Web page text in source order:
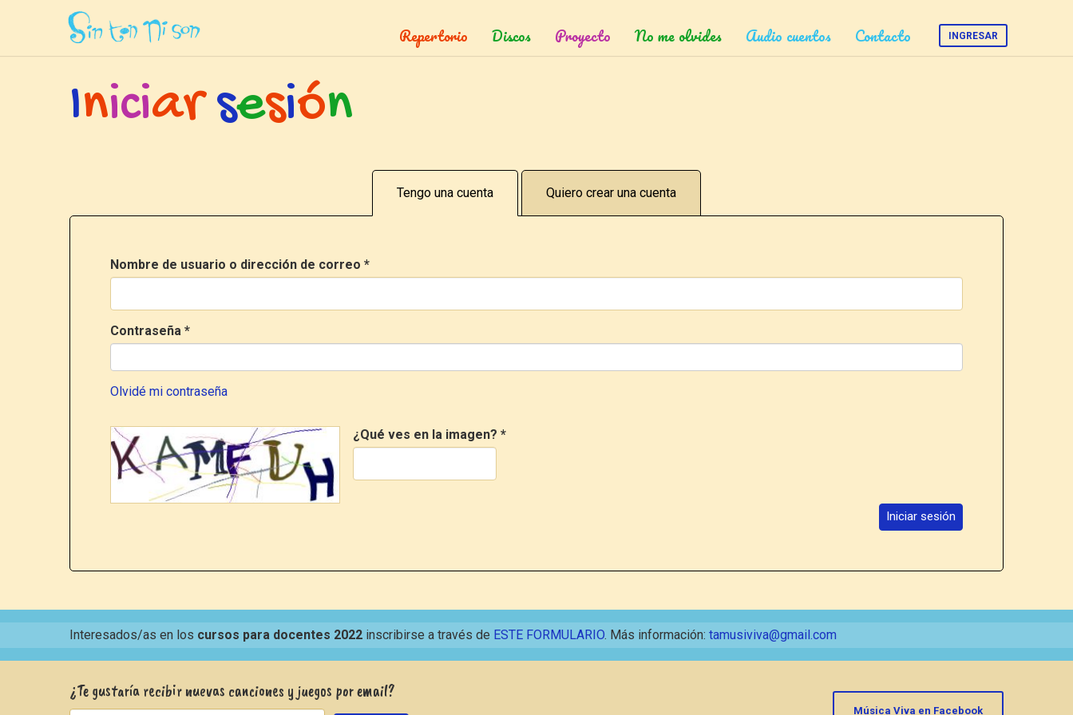
Repertorio Discos Proyecto No me olvides Audio cuentos Contacto INGRESAR
Inicio » Ingresar
Iniciar sesión
Tengo una cuenta Quiero crear una cuenta
Nombre de usuario o dirección de correo *
Contraseña *
Olvidé mi contraseña
¿Qué ves en la imagen? *
Iniciar sesión
Interesados/as en los cursos para docentes 2022 inscribirse a través de ESTE FORMULARIO. Más información: tamusiviva@gmail.com
¿Te gustaría recibir nuevas canciones y juegos por email?
Música Viva en Facebook